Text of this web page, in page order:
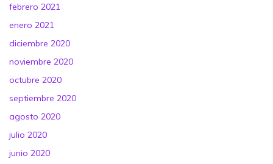
febrero 2021
enero 2021
diciembre 2020
noviembre 2020
octubre 2020
septiembre 2020
agosto 2020
julio 2020
junio 2020